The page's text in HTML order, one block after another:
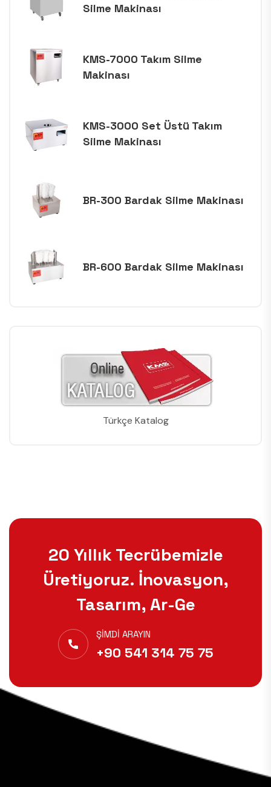
Silme Makinası
KMS-7000 Takım Silme
Makinası
KMS-3000 Set Üstü Takım
Silme Makinası
BR-300 Bardak Silme Makinası
BR-600 Bardak Silme Makinası
Türkçe Katalog
20 Yıllık Tecrübemizle
Üretiyoruz. İnovasyon,
Tasarım, Ar-Ge
ŞIMDI ARAYIN
+90 541 314 75 75